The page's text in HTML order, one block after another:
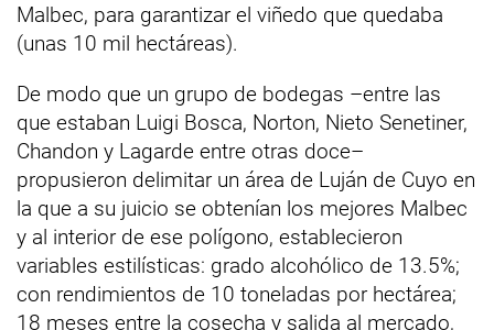
Malbec, para garantizar el viñedo que quedaba
(unas 10 mil hectáreas).
De modo que un grupo de bodegas –entre las
que estaban Luigi Bosca, Norton, Nieto Senetiner,
Chandon y Lagarde entre otras doce–
propusieron delimitar un área de Luján de Cuyo en
la que a su juicio se obtenían los mejores Malbec
y al interior de ese polígono, establecieron
variables estilísticas: grado alcohólico de 13.5%;
con rendimientos de 10 toneladas por hectárea;
18 meses entre la cosecha y salida al mercado,